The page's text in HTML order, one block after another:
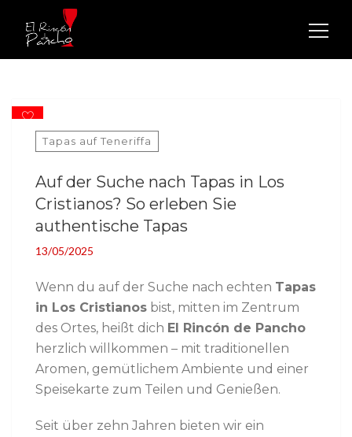
Suchen
Tapas auf Teneriffa
Auf der Suche nach Tapas in Los
Cristianos? So erleben Sie
authentische Tapas
13/05/2025
Wenn du auf der Suche nach echten Tapas
in Los Cristianos bist, mitten im Zentrum
des Ortes, heißt dich El Rincón de Pancho
herzlich willkommen – mit traditionellen
Aromen, gemütlichem Ambiente und einer
Speisekarte zum Teilen und Genießen.
Seit über zehn Jahren bieten wir ein